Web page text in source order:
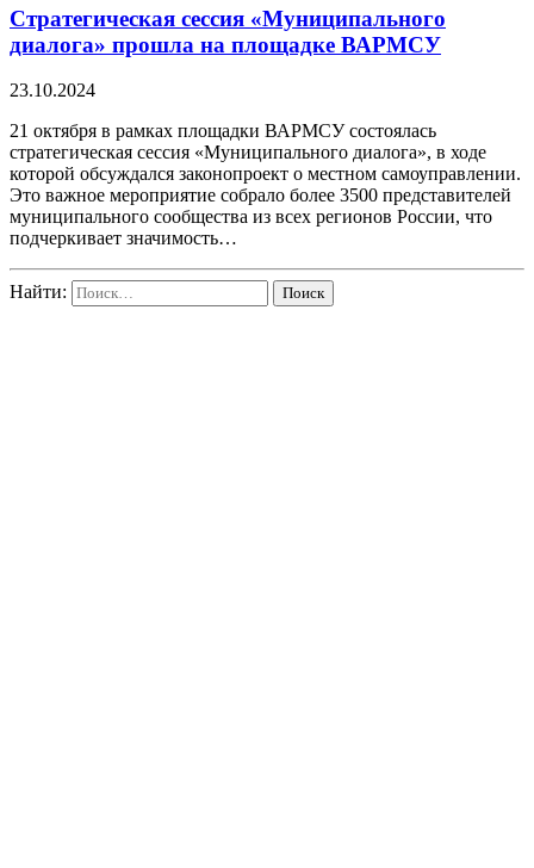
Стратегическая сессия «Муниципального
диалога» прошла на площадке ВАРМСУ
23.10.2024
21 октября в рамках площадки ВАРМСУ состоялась
стратегическая сессия «Муниципального диалога», в ходе
которой обсуждался законопроект о местном самоуправлении.
Это важное мероприятие собрало более 3500 представителей
муниципального сообщества из всех регионов России, что
подчеркивает значимость…
Найти: